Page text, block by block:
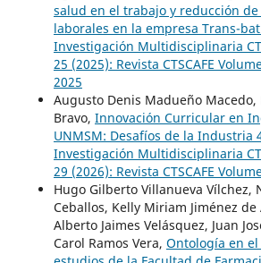
salud en el trabajo y reducción
laborales en la empresa Trans-bat
Investigación Multidisciplinaria
25 (2025): Revista CTSCAFE
2025
Augusto Denis Madueño
Bravo, Innovación Curricular en
UNMSM: Desafíos de la Industria
Investigación Multidisciplinaria
29 (2026): Revista CTSCAFE
Hugo Gilberto Villanueva Vílchez,
Ceballos, Kelly Miriam Jiménez de
Alberto Jaimes Velásquez, Juan
Carol Ramos Vera, Ontología en